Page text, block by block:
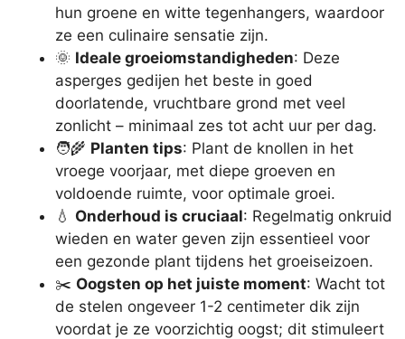
hun groene en witte tegenhangers, waardoor
ze een culinaire sensatie zijn.
🌞 Ideale groeiomstandigheden: Deze
asperges gedijen het beste in goed
doorlatende, vruchtbare grond met veel
zonlicht – minimaal zes tot acht uur per dag.
🧑‍🌾 Planten tips: Plant de knollen in het
vroege voorjaar, met diepe groeven en
voldoende ruimte, voor optimale groei.
💧 Onderhoud is cruciaal: Regelmatig onkruid
wieden en water geven zijn essentieel voor
een gezonde plant tijdens het groeiseizoen.
✂️ Oogsten op het juiste moment: Wacht tot
de stelen ongeveer 1-2 centimeter dik zijn
voordat je ze voorzichtig oogst; dit stimuleert